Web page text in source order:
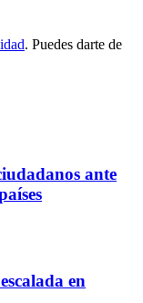
. Puedes darte de
ante
en